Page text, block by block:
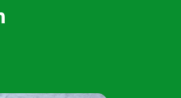
bij ons op